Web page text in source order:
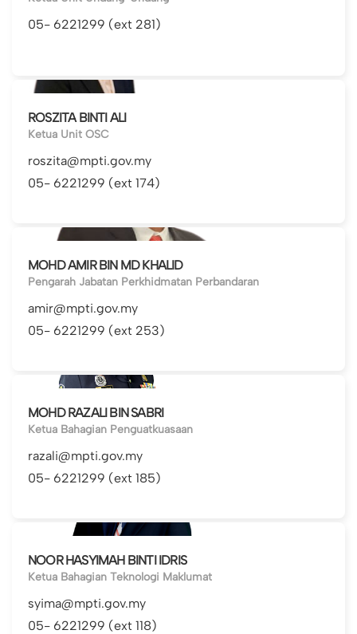
05- 6221299 (ext 281)
ROSZITA BINTI ALI
Ketua Unit OSC
roszita@mpti.gov.my
05- 6221299 (ext 174)
MOHD AMIR BIN MD KHALID
Pengarah Jabatan Perkhidmatan Perbandaran
amir@mpti.gov.my
05- 6221299 (ext 253)
MOHD RAZALI BIN SABRI
Ketua Bahagian Penguatkuasaan
razali@mpti.gov.my
05- 6221299 (ext 185)
NOOR HASYIMAH BINTI IDRIS
Ketua Bahagian Teknologi Maklumat
syima@mpti.gov.my
05- 6221299 (ext 118)